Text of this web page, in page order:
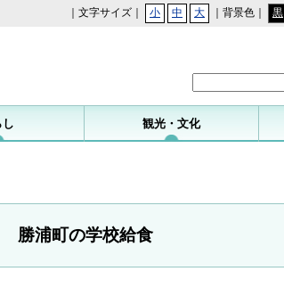
｜文字サイズ｜ 小 中 大 ｜背景色｜ 黒
し 観光・文化
勝浦町の学校給食